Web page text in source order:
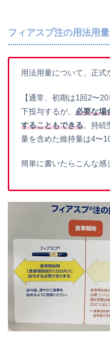
フィアスプ注の用法用量
用法用量について、正式
【通常、初期は1回2〜
下投与するが、 必要な場
することもできる。持続
量を含めた維持量は4〜
簡単に書いたらこんな感